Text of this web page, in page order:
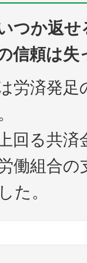
つか返せ
信頼は
労済発足
回る共済
働組合
た。